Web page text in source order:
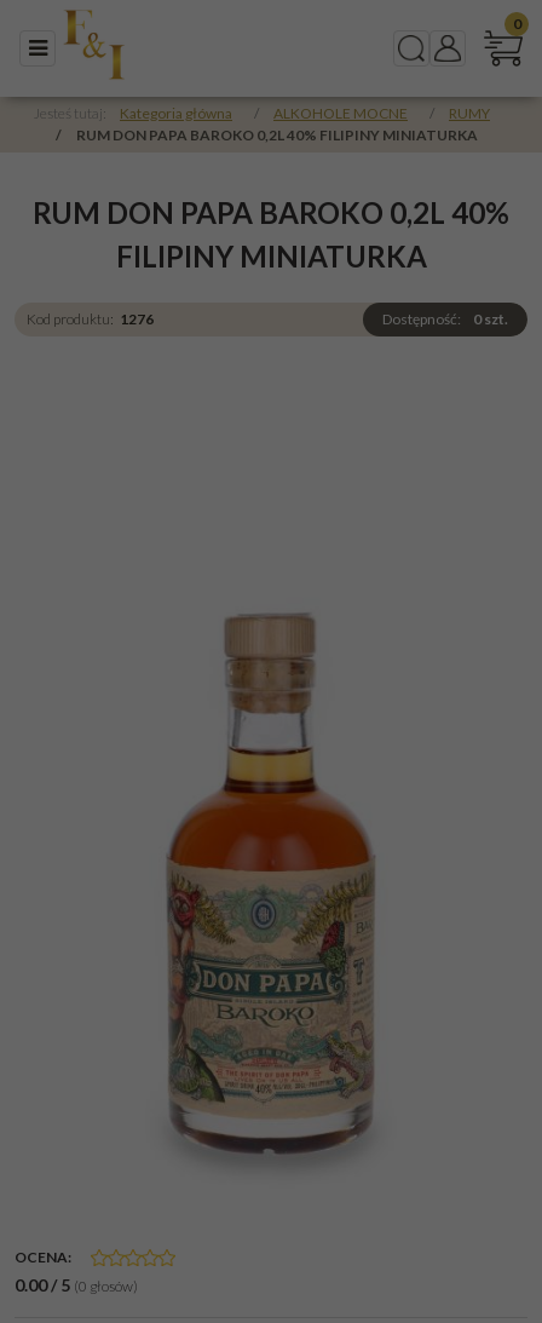
Menu SzukajPanel
0
Jesteś tutaj: Kategoria główna / ALKOHOLE MOCNE /
RUMY
/
RUM DON PAPA BAROKO 0,2L 40% FILIPINY MINIATURKA
RUM DON PAPA BAROKO 0,2L 40%
FILIPINY MINIATURKA
Kod produktu: 1276 Dostępność: 0szt.
OCENA:
0.00/5 (0 głosów)